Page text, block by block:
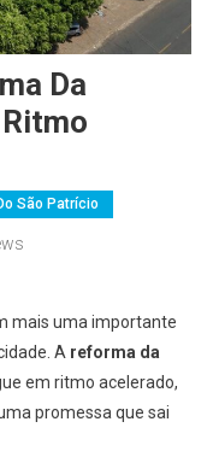
Da
São Patrício
mais uma importante
A reforma da
em ritmo acelerado,
promessa que sai